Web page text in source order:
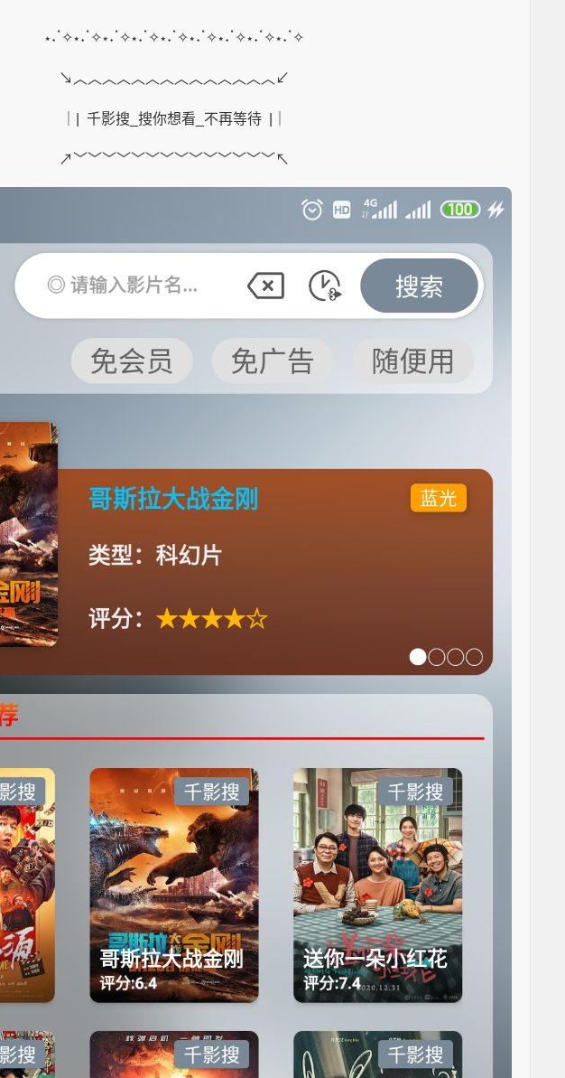
⋆˖ॱ✧⋆˖ॱ✧⋆˖ॱ✧⋆˖ॱ✧⋆˖ॱ✧⋆˖ॱ✧⋆˖ॱ✧⋆˖ॱ✧⋆˖ॱ✧
↘︿︿︿︿︿︿︿︿︿︿︿︿︿︿↙
｜| 千影搜_搜你想看_不再等待 |｜
↗﹀﹀﹀﹀﹀﹀﹀﹀﹀﹀﹀﹀﹀﹀↖